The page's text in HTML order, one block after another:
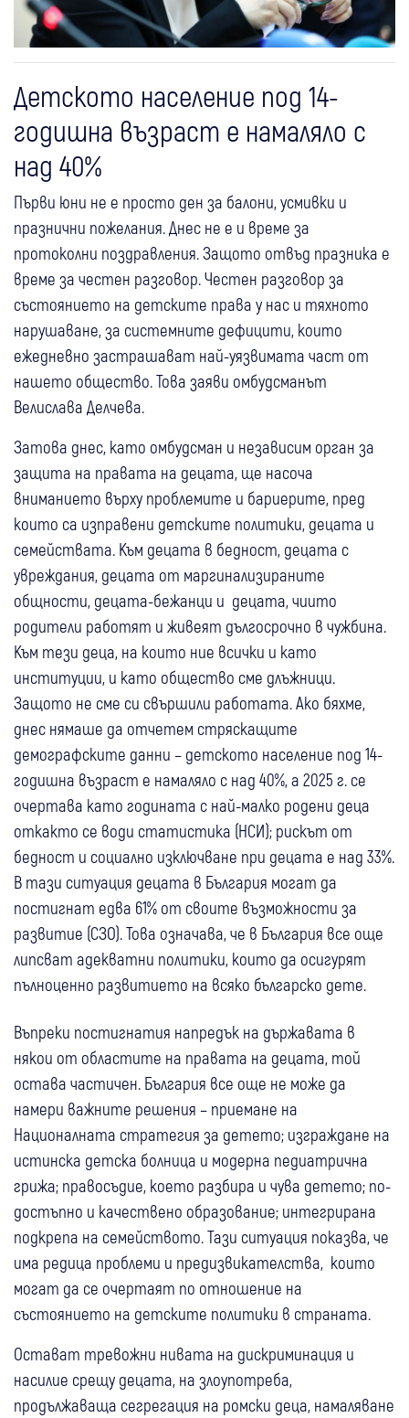
Детското население под 14-
годишна възраст е намаляло с
над 40%
Първи юни не е просто ден за балони, усмивки и
празнични пожелания. Днес не е и време за
протоколни поздравления. Защото отвъд празника е
време за честен разговор. Честен разговор за
състоянието на детските права у нас и тяхното
нарушаване, за системните дефицити, които
ежедневно застрашават най-уязвимата част от
нашето общество. Това заяви омбудсманът
Велислава Делчева.
Затова днес, като омбудсман и независим орган за
защита на правата на децата, ще насоча
вниманието върху проблемите и бариерите, пред
които са изправени детските политики, децата и
семействата. Към децата в бедност, децата с
увреждания, децата от маргинализираните
общности, децата-бежанци и децата, чиито
родители работят и живеят дългосрочно в чужбина.
Към тези деца, на които ние всички и като
институции, и като общество сме длъжници.
Защото не сме си свършили работата. Ако бяхме,
днес нямаше да отчетем стряскащите
демографските данни – детското население под 14-
годишна възраст е намаляло с над 40%, а 2025 г. се
очертава като годината с най-малко родени деца
откакто се води статистика (НСИ); рискът от
бедност и социално изключване при децата е над 33%.
В тази ситуация децата в България могат да
постигнат едва 61% от своите възможности за
развитие (СЗО). Това означава, че в България все още
липсват адекватни политики, които да осигурят
пълноценно развитието на всяко българско дете.
Въпреки постигнатия напредък на държавата в
някои от областите на правата на децата, той
остава частичен. България все още не може да
намери важните решения – приемане на
Националната стратегия за детето; изграждане на
истинска детска болница и модерна педиатрична
грижа; правосъдие, което разбира и чува детето; по-
достъпно и качествено образование; интегрирана
подкрепа на семейството. Тази ситуация показва, че
има редица проблеми и предизвикателства, които
могат да се очертаят по отношение на
състоянието на детските политики в страната.
Остават тревожни нивата на дискриминация и
насилие срещу децата, на злоупотреба,
продължаваща сегрегация на ромски деца, намаляване